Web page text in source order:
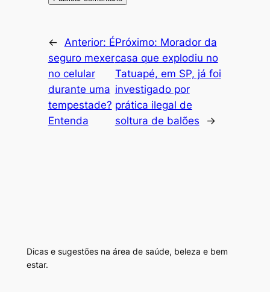
← Anterior: É
seguro mexer
no celular
durante uma
tempestade?
Entenda
Próximo: Morador da
casa que explodiu no
Tatuapé, em SP, já foi
investigado por
prática ilegal de
soltura de balões
→
Dicas e sugestões na área de saúde, beleza e bem
estar.